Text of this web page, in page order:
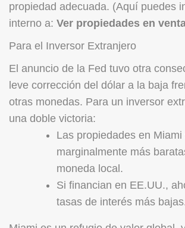
propiedad adecuada. (Aquí puedes
interno a: Ver propiedades en
Para el Inversor Extranjero
El anuncio de la Fed tuvo otra
leve corrección del dólar a la baja
otras monedas. Para un inversor
una doble victoria:
Las propiedades en Miami
marginalmente más
moneda local.
Si financian en EE.UU.,
tasas de interés más